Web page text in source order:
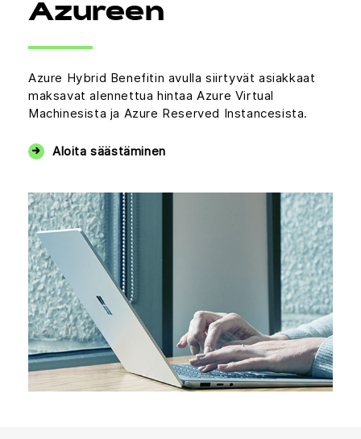
Azureen
Azure Hybrid Benefitin avulla siirtyvät asiakkaat
maksavat alennettua hintaa Azure Virtual
Machinesista ja Azure Reserved Instancesista.
Aloita säästäminen